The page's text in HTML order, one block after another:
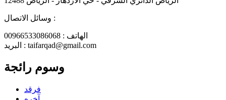
وسائل الاتصال :
الهاتف : 00966533086068
البريد : taifarqad@gmail.com
وسوم رائجة
فرقد